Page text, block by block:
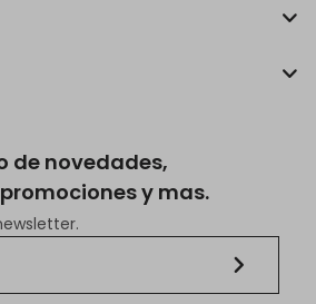
de novedades,
y mas.